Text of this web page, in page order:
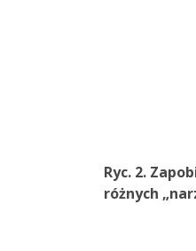
Ryc. 2.
różnych